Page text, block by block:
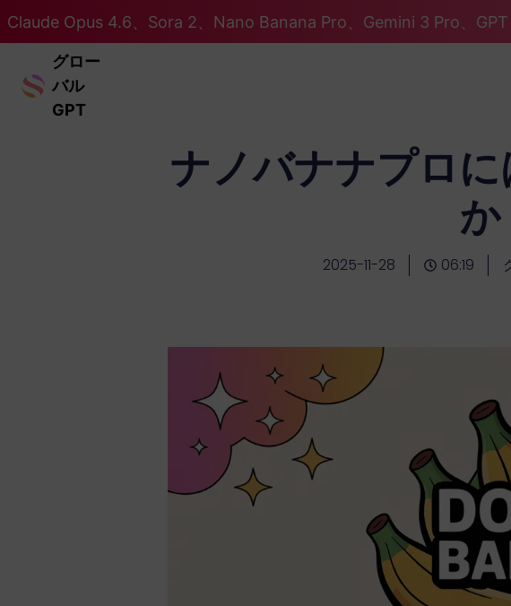
Claude Opus 4.6、Sora 2、Nano Banana Pro、Gemini 3 Pro、
グロー
バル
GPT
ナノバナナプロ
2025-11-28 06:19